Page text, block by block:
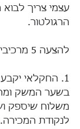
עצמי צריך לבוא
הרגולטור.
להצעה 5 מרכיבים:
1. החקלאי
בשער המשק
משלוח שיספק
לנקודת המכירה.